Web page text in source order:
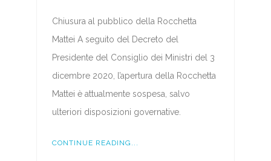
Chiusura al pubblico della Rocchetta
Mattei A seguito del Decreto del
Presidente del Consiglio dei Ministri del 3
dicembre 2020, l’apertura della Rocchetta
Mattei è attualmente sospesa, salvo
ulteriori disposizioni governative.
CONTINUE READING...